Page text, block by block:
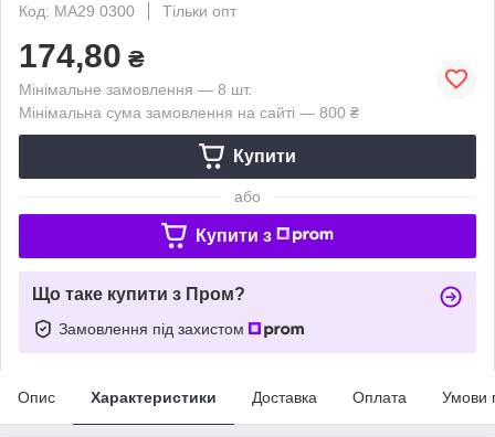
Код: MA29 0300
Тільки опт
174,80 ₴
Мінімальне замовлення — 8 шт.
Мінімальна сума замовлення на сайті — 800 ₴
Купити
або
Купити з
Що таке купити з Пром?
Замовлення під захистом
Опис Характеристики Доставка Оплата Умови